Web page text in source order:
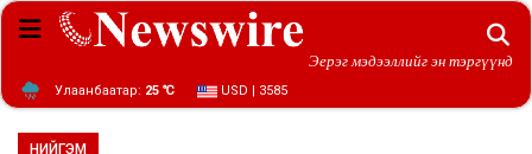
Эерэг мэдээллийг эн тэргүүнд
Улаанбаатар: 25 ℃ USD | 3585
НИЙГЭМ